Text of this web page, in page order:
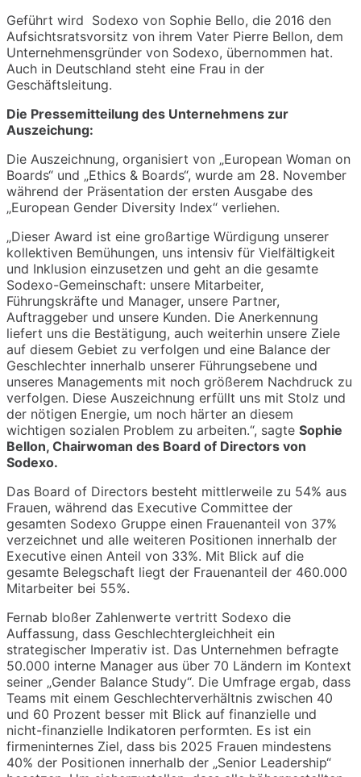
Geführt wird Sodexo von Sophie Bello, die 2016 den
Aufsichtsratsvorsitz von ihrem Vater Pierre Bellon, dem
Unternehmensgründer von Sodexo, übernommen hat.
Auch in Deutschland steht eine Frau in der
Geschäftsleitung.
Die Pressemitteilung des Unternehmens zur
Auszeichung:
Die Auszeichnung, organisiert von „European Woman on
Boards“ und „Ethics & Boards“, wurde am 28. November
während der Präsentation der ersten Ausgabe des
„European Gender Diversity Index“ verliehen.
„Dieser Award ist eine großartige Würdigung unserer
kollektiven Bemühungen, uns intensiv für Vielfältigkeit
und Inklusion einzusetzen und geht an die gesamte
Sodexo-Gemeinschaft: unsere Mitarbeiter,
Führungskräfte und Manager, unsere Partner,
Auftraggeber und unsere Kunden. Die Anerkennung
liefert uns die Bestätigung, auch weiterhin unsere Ziele
auf diesem Gebiet zu verfolgen und eine Balance der
Geschlechter innerhalb unserer Führungsebene und
unseres Managements mit noch größerem Nachdruck zu
verfolgen. Diese Auszeichnung erfüllt uns mit Stolz und
der nötigen Energie, um noch härter an diesem
wichtigen sozialen Problem zu arbeiten.“, sagte Sophie
Bellon, Chairwoman des Board of Directors von
Sodexo.
Das Board of Directors besteht mittlerweile zu 54% aus
Frauen, während das Executive Committee der
gesamten Sodexo Gruppe einen Frauenanteil von 37%
verzeichnet und alle weiteren Positionen innerhalb der
Executive einen Anteil von 33%. Mit Blick auf die
gesamte Belegschaft liegt der Frauenanteil der 460.000
Mitarbeiter bei 55%.
Fernab bloßer Zahlenwerte vertritt Sodexo die
Auffassung, dass Geschlechtergleichheit ein
strategischer Imperativ ist. Das Unternehmen befragte
50.000 interne Manager aus über 70 Ländern im Kontext
seiner „Gender Balance Study“. Die Umfrage ergab, dass
Teams mit einem Geschlechterverhältnis zwischen 40
und 60 Prozent besser mit Blick auf finanzielle und
nicht-finanzielle Indikatoren performten. Es ist ein
firmeninternes Ziel, dass bis 2025 Frauen mindestens
40% der Positionen innerhalb der „Senior Leadership“